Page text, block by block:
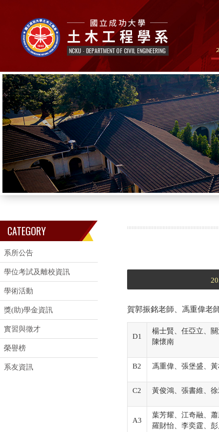
CATEGORY
系所公告
學位考試及離校資訊
學術活動
獎(助)學金資訊
實習與徵才
榮譽榜
系友資訊
賀郭振銘老師、馮重偉老
D1
楊士賢、任亞立、
陳懷南
B2 馮重偉、張堡盛、
C2 黃俊鴻、張書維、
A3
葉芳耀、江奇融、
羅財怡、李奕霆、